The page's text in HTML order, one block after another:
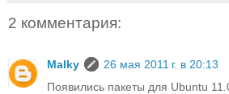
2 комментария:
Malky
26 мая 2011 г. в 20:13
Появились пакеты для Ubuntu